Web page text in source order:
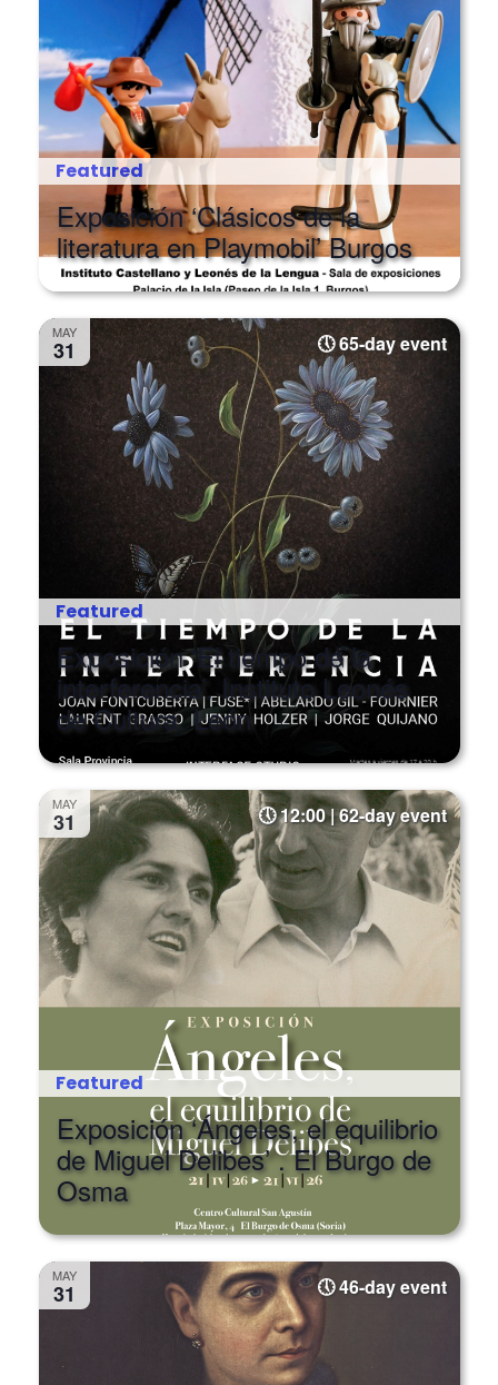
Featured
Exposición ‘Clásicos de la
literatura en Playmobil’ Burgos
MAY
31 65-day event
Featured
Exposición ‘El tiempo de la
interferencia’. Instituto Leonés
de Cultura. León
MAY
31 12:00 | 62-day event
Featured
Exposición ‘Ángeles, el equilibrio
de Miguel Delibes’ . El Burgo de
Osma
MAY
31 46-day event